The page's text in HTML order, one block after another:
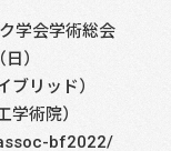
学会学術総会
）
リッド）
術院）
bf2022/